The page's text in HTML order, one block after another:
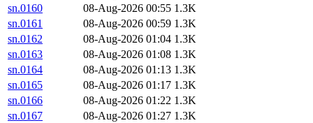
sn.0160
08-Aug-2026 00:55 1.3K
sn.0161
08-Aug-2026 00:59 1.3K
sn.0162
08-Aug-2026 01:04 1.3K
sn.0163
08-Aug-2026 01:08 1.3K
sn.0164
08-Aug-2026 01:13 1.3K
sn.0165
08-Aug-2026 01:17 1.3K
sn.0166
08-Aug-2026 01:22 1.3K
sn.0167
08-Aug-2026 01:27 1.3K